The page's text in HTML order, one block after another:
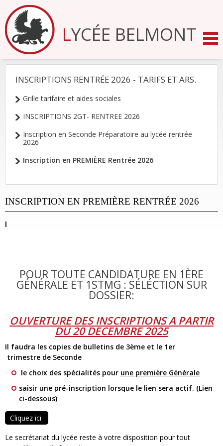
Aller
au
contenu.
|
Aller
LYCÉE BELMONT
NAVIGATION
INSCRIPTIONS RENTRÉE 2026 - TARIFS ET ARS.
Grille tarifaire et aides sociales
INSCRIPTIONS 2GT- RENTREE 2026
Inscription en Seconde Préparatoire au lycée rentrée
2026
Inscription en PREMIÈRE Rentrée 2026
INSCRIPTION EN PREMIÈRE RENTRÉE 2026
l
POUR TOUTE CANDIDATURE EN 1ÈRE
GÉNÉRALE ET 1STMG : SÉLÉCTION SUR
DOSSIER:
OUVERTURE DES INSCRIPTIONS A PARTIR
DU 20 DECEMBRE 2025
Il faudra les copies de bulletins de 3ème et le 1er
trimestre de Seconde
le choix des spécialités pour une première Générale
saisir une pré-inscription lorsque le lien sera actif. (Lien
ci-dessous)
Cliquez ici
Le secrétariat du lycée reste à votre disposition pour tout